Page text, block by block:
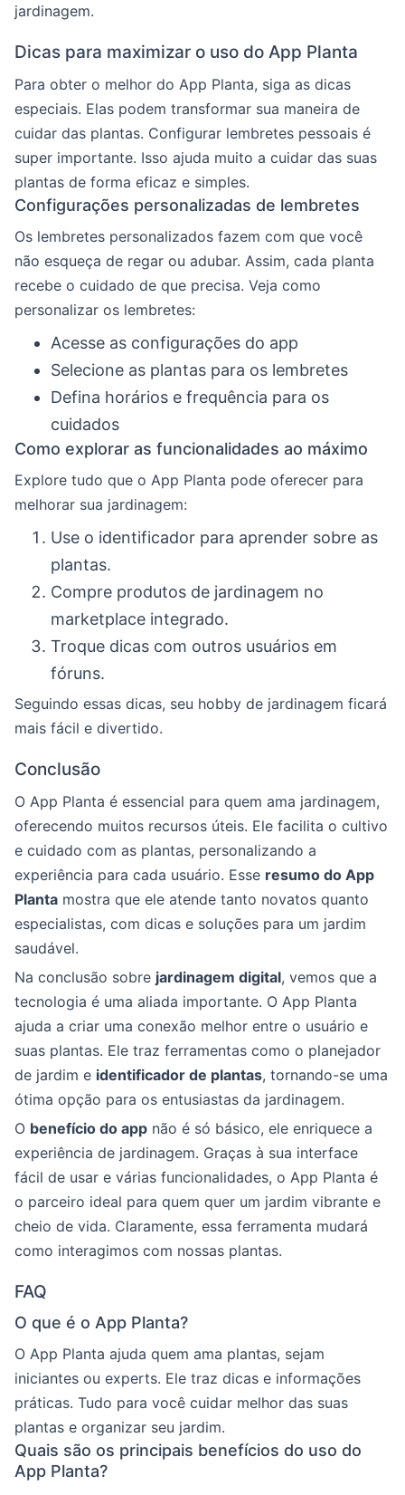
jardinagem.
Dicas para maximizar o uso do App Planta
Para obter o melhor do App Planta, siga as dicas
especiais. Elas podem transformar sua maneira de
cuidar das plantas. Configurar lembretes pessoais é
super importante. Isso ajuda muito a cuidar das suas
plantas de forma eficaz e simples.
Configurações personalizadas de lembretes
Os lembretes personalizados fazem com que você
não esqueça de regar ou adubar. Assim, cada planta
recebe o cuidado de que precisa. Veja como
personalizar os lembretes:
Acesse as configurações do app
Selecione as plantas para os lembretes
Defina horários e frequência para os
cuidados
Como explorar as funcionalidades ao máximo
Explore tudo que o App Planta pode oferecer para
melhorar sua jardinagem:
Use o identificador para aprender sobre as
plantas.
Compre produtos de jardinagem no
marketplace integrado.
Troque dicas com outros usuários em
fóruns.
Seguindo essas dicas, seu hobby de jardinagem ficará
mais fácil e divertido.
Conclusão
O App Planta é essencial para quem ama jardinagem,
oferecendo muitos recursos úteis. Ele facilita o cultivo
e cuidado com as plantas, personalizando a
experiência para cada usuário. Esse resumo do App
Planta mostra que ele atende tanto novatos quanto
especialistas, com dicas e soluções para um jardim
saudável.
Na conclusão sobre jardinagem digital, vemos que a
tecnologia é uma aliada importante. O App Planta
ajuda a criar uma conexão melhor entre o usuário e
suas plantas. Ele traz ferramentas como o planejador
de jardim e identificador de plantas, tornando-se uma
ótima opção para os entusiastas da jardinagem.
O benefício do app não é só básico, ele enriquece a
experiência de jardinagem. Graças à sua interface
fácil de usar e várias funcionalidades, o App Planta é
o parceiro ideal para quem quer um jardim vibrante e
cheio de vida. Claramente, essa ferramenta mudará
como interagimos com nossas plantas.
FAQ
O que é o App Planta?
O App Planta ajuda quem ama plantas, sejam
iniciantes ou experts. Ele traz dicas e informações
práticas. Tudo para você cuidar melhor das suas
plantas e organizar seu jardim.
Quais são os principais benefícios do uso do
App Planta?